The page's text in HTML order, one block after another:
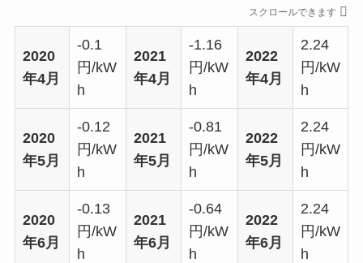
スクロールできます
2020
年4月
-0.1
円/kW
h
2021
年4月
-1.16
円/kW
h
2022
年4月
2.24
円/kW
h
2020
年5月
-0.12
円/kW
h
2021
年5月
-0.81
円/kW
h
2022
年5月
2.24
円/kW
h
2020
年6月
-0.13
円/kW
h
2021
年6月
-0.64
円/kW
h
2022
年6月
2.24
円/kW
h